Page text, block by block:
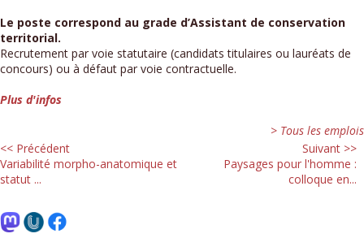
Le poste correspond au grade d’Assistant de conservation
territorial.
Recrutement par voie statutaire (candidats titulaires ou lauréats de
concours) ou à défaut par voie contractuelle.
Plus d'infos
> Tous les emplois
<< Précédent
Variabilité morpho-anatomique et
statut ...
Suivant >>
Paysages pour l'homme :
colloque en...